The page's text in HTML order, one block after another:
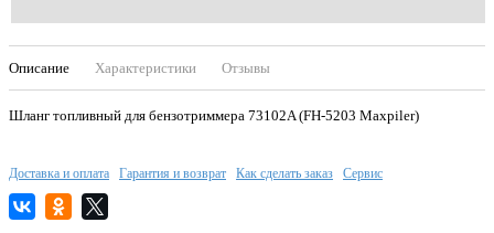
Описание Характеристики Отзывы
Шланг топливный для бензотриммера 73102A (FH-5203 Maxpiler)
Доставка и оплата Гарантия и возврат Как сделать заказ Сервис